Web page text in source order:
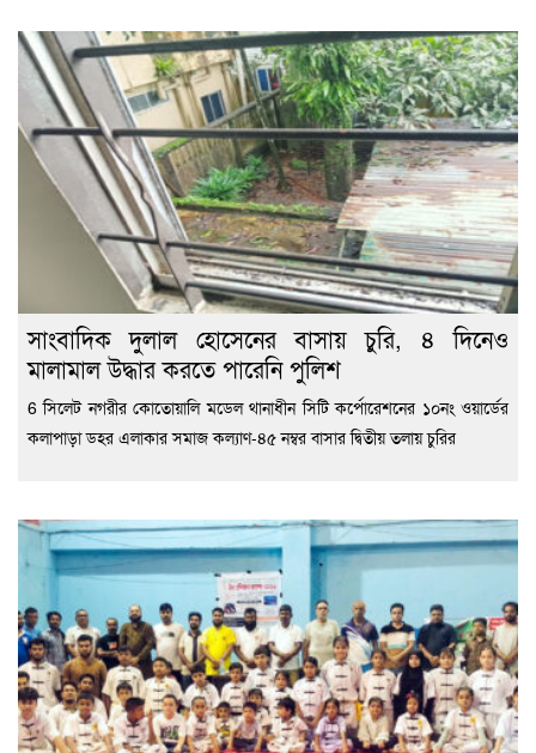
সাংবাদিক দুলাল হোসেনের বাসায় চুরি, ৪ দিনেও
মালামাল উদ্ধার করতে পারেনি পুলিশ
6 সিলেট নগরীর কোতোয়ালি মডেল থানাধীন সিটি কর্পোরেশনের ১০নং ওয়ার্ডের
কলাপাড়া ডহর এলাকার সমাজ কল্যাণ-৪৫ নম্বর বাসার দ্বিতীয় তলায় চুরির